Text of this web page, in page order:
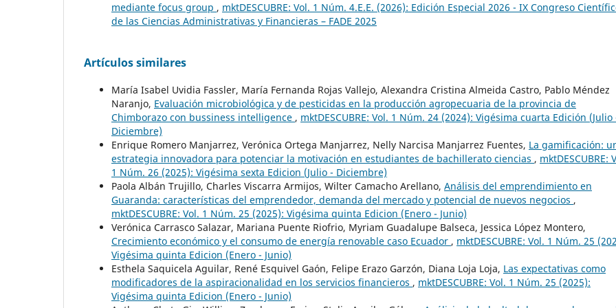
mediante focus group , mktDESCUBRE: Vol. 1 Núm. 4.E.E. (2026): Edición Especial 2026 - IX Congreso
de las Ciencias Administrativas y Financieras – FADE 2025
Artículos similares
María Isabel Uvidia Fassler, María Fernanda Rojas Vallejo, Alexandra Cristina Almeida Castro, Pablo Méndez
Naranjo, Evaluación microbiológica y de pesticidas en la producción agropecuaria de la provincia de
Chimborazo con bussiness intelligence , mktDESCUBRE: Vol. 1 Núm. 24 (2024): Vigésima cuarta Edición (Julio
Diciembre)
Enrique Romero Manjarrez, Verónica Ortega Manjarrez, Nelly Narcisa Manjarrez Fuentes, La gamificación:
estrategia innovadora para potenciar la motivación en estudiantes de bachillerato ciencias , mktDESCUBRE:
1 Núm. 26 (2025): Vigésima sexta Edicion (Julio - Diciembre)
Paola Albán Trujillo, Charles Viscarra Armijos, Wilter Camacho Arellano, Análisis del emprendimiento en
Guaranda: características del emprendedor, demanda del mercado y potencial de nuevos negocios ,
mktDESCUBRE: Vol. 1 Núm. 25 (2025): Vigésima quinta Edicion (Enero - Junio)
Verónica Carrasco Salazar, Mariana Puente Riofrio, Myriam Guadalupe Balseca, Jessica López Montero,
Crecimiento económico y el consumo de energía renovable caso Ecuador , mktDESCUBRE: Vol. 1 Núm. 25
Vigésima quinta Edicion (Enero - Junio)
Esthela Saquicela Aguilar, René Esquivel Gaón, Felipe Erazo Garzón, Diana Loja Loja, Las expectativas como
modificadores de la aspiracionalidad en los servicios financieros , mktDESCUBRE: Vol. 1 Núm. 25 (2025):
Vigésima quinta Edicion (Enero - Junio)